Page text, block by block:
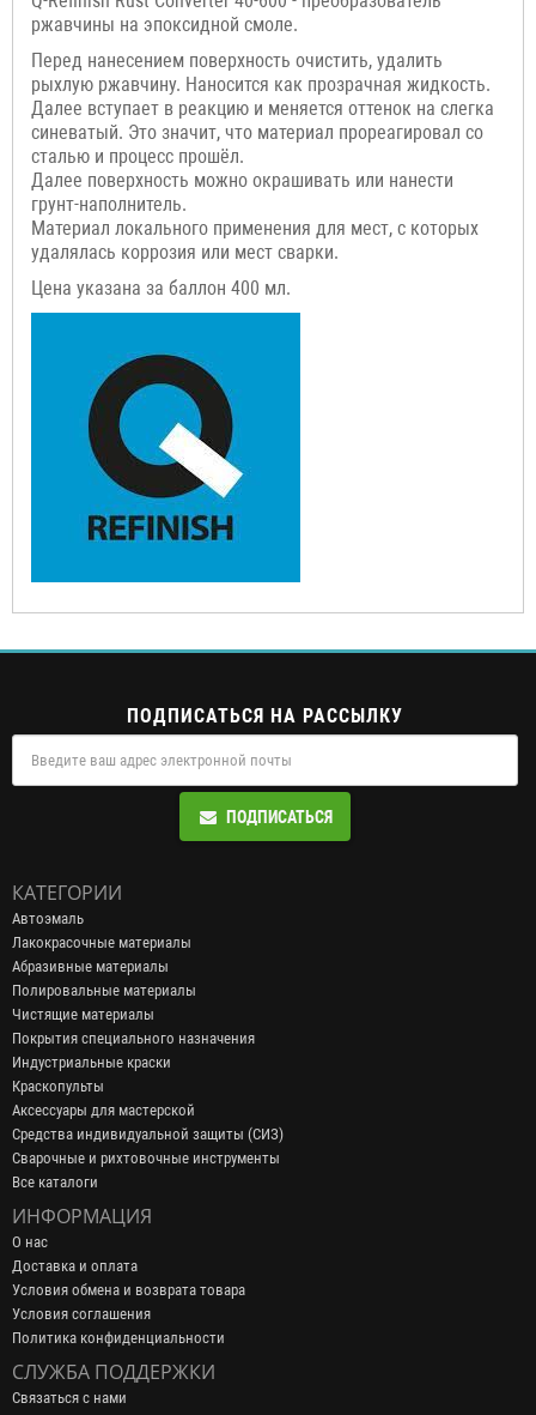
ржавчины на эпоксидной смоле.
Перед нанесением поверхность очистить, удалить
рыхлую ржавчину. Наносится как прозрачная жидкость.
Далее вступает в реакцию и меняется оттенок на слегка
синеватый. Это значит, что материал прореагировал со
сталью и процесс прошёл.
Далее поверхность можно окрашивать или нанести
грунт-наполнитель.
Материал локального применения для мест, с которых
удалялась коррозия или мест сварки.
Цена указана за баллон 400 мл.
ПОДПИСАТЬСЯ НА РАССЫЛКУ
ПОДПИСАТЬСЯ
КАТЕГОРИИ
Автоэмаль
Лакокрасочные материалы
Абразивные материалы
Полировальные материалы
Чистящие материалы
Покрытия специального назначения
Индустриальные краски
Краскопульты
Аксессуары для мастерской
Средства индивидуальной защиты (СИЗ)
Сварочные и рихтовочные инструменты
Все каталоги
ИНФОРМАЦИЯ
О нас
Доставка и оплата
Условия обмена и возврата товара
Условия соглашения
Политика конфиденциальности
СЛУЖБА ПОДДЕРЖКИ
Связаться с нами